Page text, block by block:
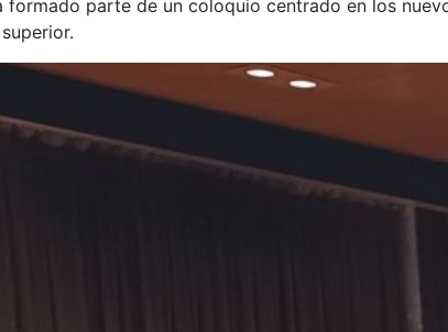
formado parte de un coloquio centrado en los